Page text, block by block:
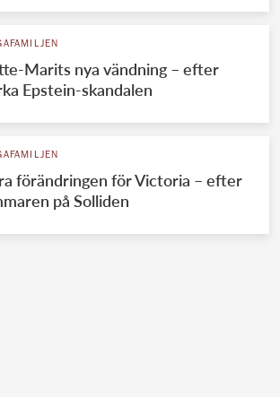
Marits nya vändning – efter
Epstein-skandalen
förändringen för Victoria – efter
på Solliden